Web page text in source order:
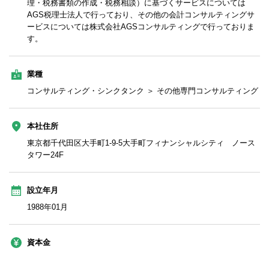
理・税務書類の作成・税務相談）に基づくサービスについては
AGS税理士法人で行っており、その他の会計コンサルティングサ
ービスについては株式会社AGSコンサルティングで行っておりま
す。
業種
コンサルティング・シンクタンク ＞ その他専門コンサルティング
本社住所
東京都千代田区大手町1-9-5大手町フィナンシャルシティ ノース
タワー24F
設立年月
1988年01月
資本金